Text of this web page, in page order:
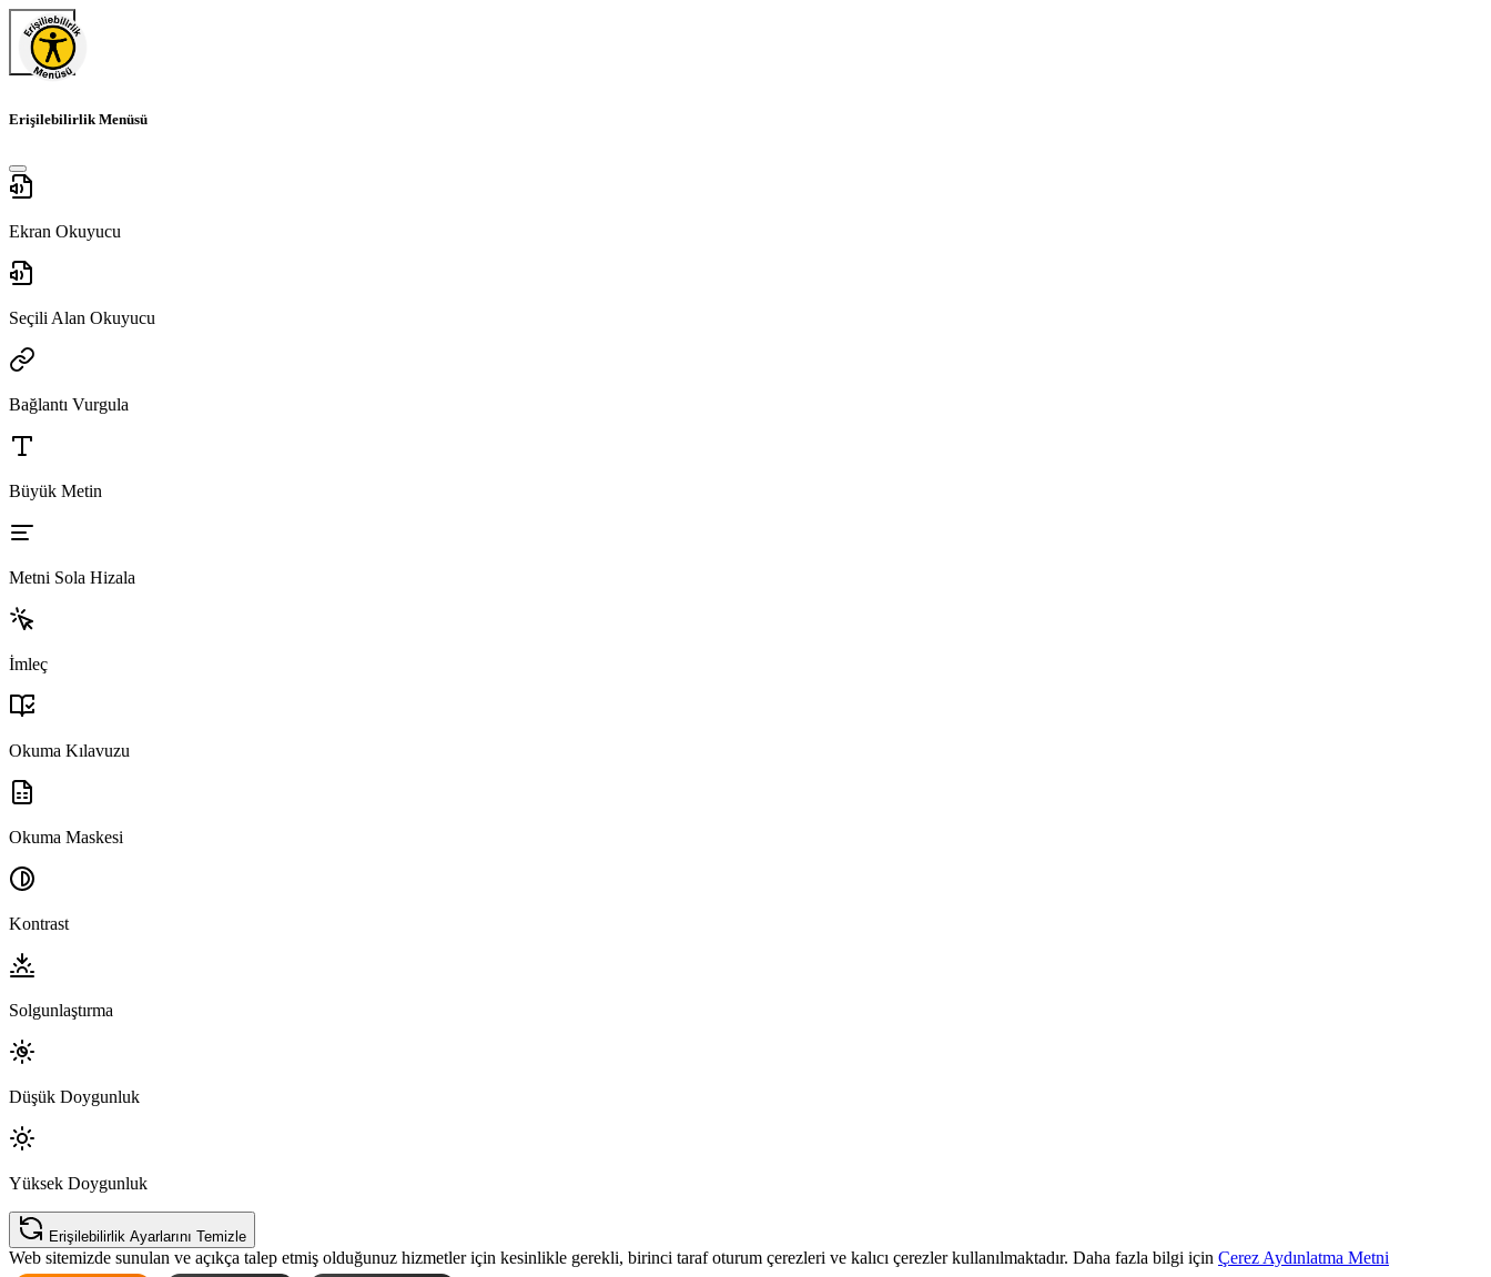
Erişilebilirlik Menüsü
Ekran Okuyucu
Seçili Alan Okuyucu
Bağlantı Vurgula
Büyük Metin
Metni Sola Hizala
İmleç
Okuma Kılavuzu
Okuma Maskesi
Kontrast
Solgunlaştırma
Düşük Doygunluk
Yüksek Doygunluk
Erişilebilirlik Ayarlarını Temizle
Web sitemizde sunulan ve açıkça talep etmiş olduğunuz hizmetler için kesinlikle gerekli, birinci taraf oturum çerezleri ve kalıcı çerezler kullanılmaktadır. Daha fazla bilgi için Çerez Aydınlatma Metni